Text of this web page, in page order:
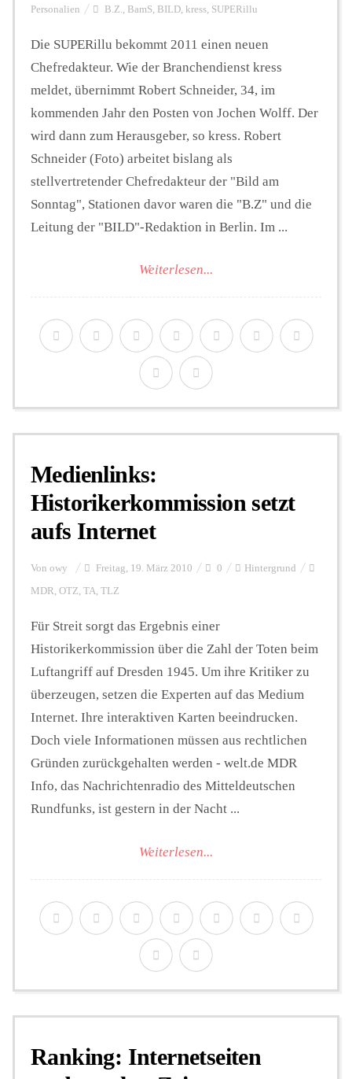
Personalien B.Z., BamS, BILD, kress, SUPERillu
Die SUPERillu bekommt 2011 einen neuen
Chefredakteur. Wie der Branchendienst kress
meldet, übernimmt Robert Schneider, 34, im
kommenden Jahr den Posten von Jochen Wolff. Der
wird dann zum Herausgeber, so kress. Robert
Schneider (Foto) arbeitet bislang als
stellvertretender Chefredakteur der "Bild am
Sonntag", Stationen davor waren die "B.Z" und die
Leitung der "BILD"-Redaktion in Berlin. Im ...
Weiterlesen...
Medienlinks:
Historikerkommission setzt
aufs Internet
Von owy Freitag, 19. März 2010 0 Hintergrund
MDR, OTZ, TA, TLZ
Für Streit sorgt das Ergebnis einer
Historikerkommission über die Zahl der Toten beim
Luftangriff auf Dresden 1945. Um ihre Kritiker zu
überzeugen, setzen die Experten auf das Medium
Internet. Ihre interaktiven Karten beeindrucken.
Doch viele Informationen müssen aus rechtlichen
Gründen zurückgehalten werden - welt.de MDR
Info, das Nachrichtenradio des Mitteldeutschen
Rundfunks, ist gestern in der Nacht ...
Weiterlesen...
Ranking: Internetseiten